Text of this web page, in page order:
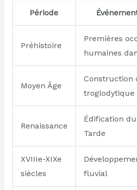
Période
Préhistoire
Premières
humaines
Moyen Âge
Construction
troglodytique
Renaissance
Édification
Tarde
XVIIIe-XIXe
siècles
fluvial